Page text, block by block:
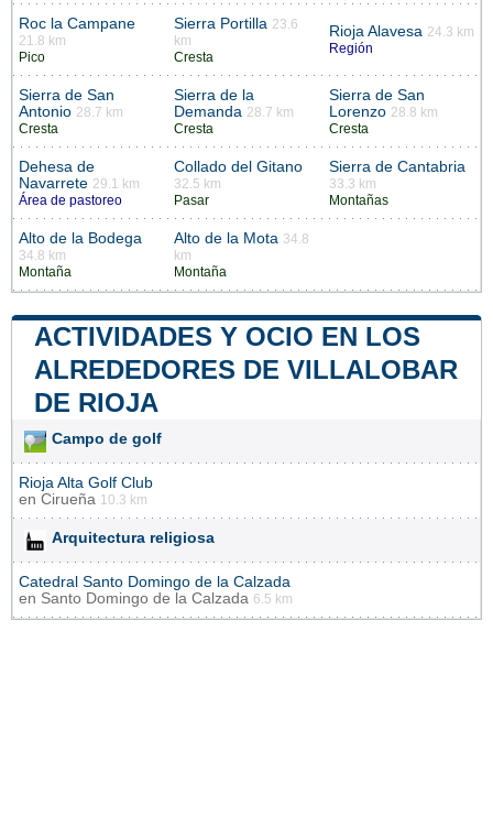
Roc la Campane
21.8 km
Pico
Sierra Portilla 23.6
km
Cresta
Rioja Alavesa 24.3 km
Región
Sierra de San
Antonio 28.7 km
Cresta
Sierra de la
Demanda 28.7 km
Cresta
Sierra de San
Lorenzo 28.8 km
Cresta
Dehesa de
Navarrete 29.1 km
Área de pastoreo
Collado del Gitano
32.5 km
Pasar
Sierra de Cantabria
33.3 km
Montañas
Alto de la Bodega
34.8 km
Montaña
Alto de la Mota 34.8
km
Montaña
ACTIVIDADES Y OCIO EN LOS
ALREDEDORES DE VILLALOBAR
DE RIOJA
Campo de golf
Rioja Alta Golf Club
en Cirueña 10.3 km
Arquitectura religiosa
Catedral Santo Domingo de la Calzada
en Santo Domingo de la Calzada 6.5 km